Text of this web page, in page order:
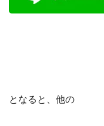
となると、他の